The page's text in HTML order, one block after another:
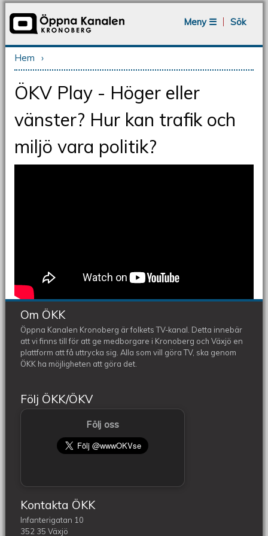
Meny ☰
Sök
Du är här
Hem ›
ÖKV Play - Höger eller
vänster? Hur kan trafik och
miljö vara politik?
Om ÖKK
Öppna Kanalen Kronoberg är folkets TV-kanal. Detta innebär
att vi finns till för att ge medborgare i Kronoberg och Växjö en
plattform att få uttrycka sig. Alla som vill göra TV, ska genom
ÖKK ha möjligheten att göra det.
Följ ÖKK/ÖKV
Följ oss
Kontakta ÖKK
Infanterigatan 10
352 35 Växjö